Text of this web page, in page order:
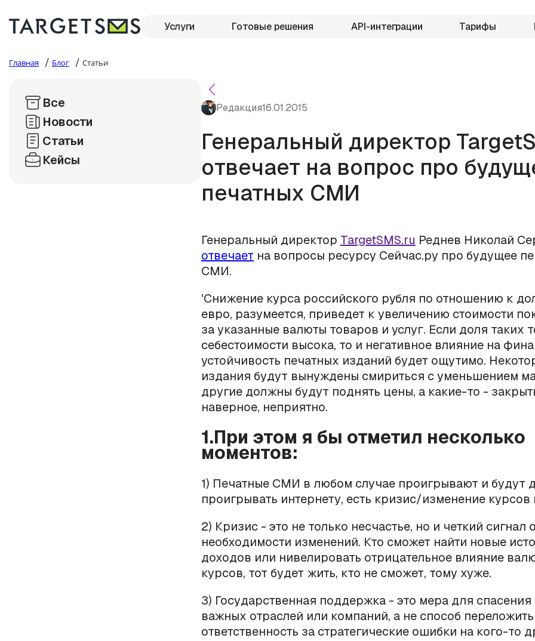
Услуги Готовые решения API-интеграции Тарифы
Главная / Блог / Статьи
Все
Новости
Статьи
Кейсы
Редакция16.01.2015
Генеральный директор
отвечает на вопрос про
печатных СМИ
Генеральный директор TargetSMS.ru Реднев Николай
отвечает на вопросы ресурсу Сейчас.ру про будущее
СМИ.
'Снижение курса российского рубля по отношению к
евро, разумеется, приведет к увеличению стоимости
за указанные валюты товаров и услуг. Если доля таких
себестоимости высока, то и негативное влияние на
устойчивость печатных изданий будет ощутимо.
издания будут вынуждены смириться с уменьшением
другие должны будут поднять цены, а какие-то -
наверное, неприятно.
1.При этом я бы отметил несколько
моментов:
1) Печатные СМИ в любом случае проигрывают и будут
проигрывать интернету, есть кризис/изменение курсов
2) Кризис - это не только несчастье, но и четкий сигнал
необходимости изменений. Кто сможет найти новые
доходов или нивелировать отрицательное влияние
курсов, тот будет жить, кто не сможет, тому хуже.
3) Государственная поддержка - это мера для спасения
важных отраслей или компаний, а не способ переложить
ответственность за стратегические ошибки на кого-то